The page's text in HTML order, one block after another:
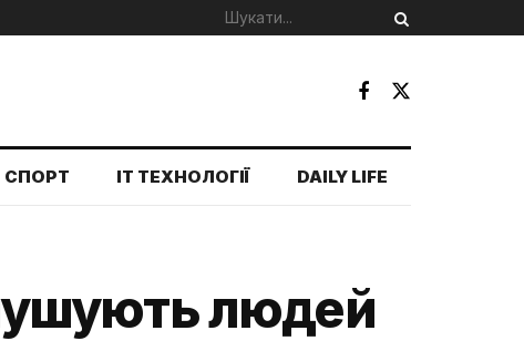
СПОРТ IT ТЕХНОЛОГІЇ DAILY LIFE
людей